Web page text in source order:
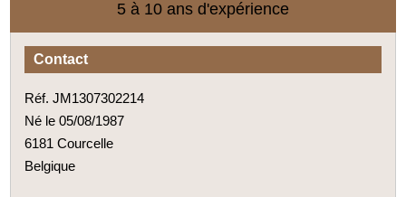
5 à 10 ans d'expérience
Contact
Réf. JM1307302214
Né le 05/08/1987
6181 Courcelle
Belgique